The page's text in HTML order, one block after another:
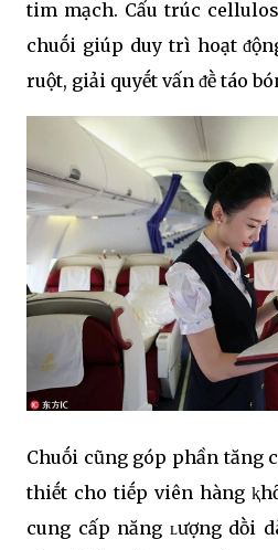
tim mạch. Cấu trúc
chuṓi giúp duy trì hoạt
ruột, giải quyḗt vấn ᵭḕ táo
Chuṓi cũng góp phần tăng
thiḗt cho tiḗp viên hàng
cung cấp năng ʟượng dṑi